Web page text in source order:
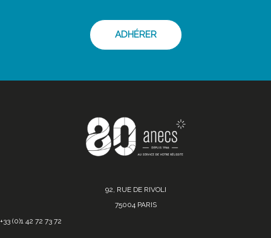
ADHÉRER
92, RUE DE RIVOLI
75004 PARIS
+33 (0)1 42 72 73 72